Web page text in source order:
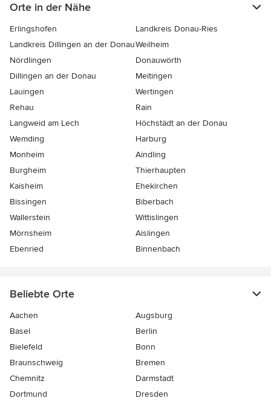
Orte in der Nähe
Erlingshofen
Landkreis Donau-Ries
Landkreis Dillingen an der DonauWeilheim
Nördlingen
Donauwörth
Dillingen an der Donau
Meitingen
Lauingen
Wertingen
Rehau
Rain
Langweid am Lech
Höchstädt an der Donau
Wemding
Harburg
Monheim
Aindling
Burgheim
Thierhaupten
Kaisheim
Ehekirchen
Bissingen
Biberbach
Wallerstein
Wittislingen
Mörnsheim
Aislingen
Ebenried
Binnenbach
Beliebte Orte
Aachen
Augsburg
Basel
Berlin
Bielefeld
Bonn
Braunschweig
Bremen
Chemnitz
Darmstadt
Dortmund
Dresden